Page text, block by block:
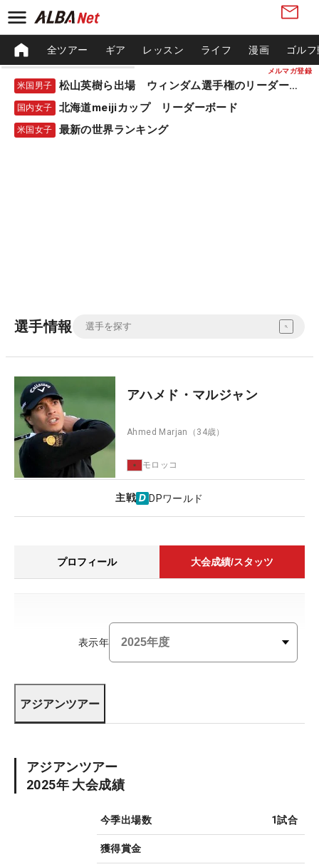
メルマガ登録
全ツアー ギア レッスン ライフ 漫画 ゴル
米国男子 松山英樹ら出場 ウィンダム選手権のリーダーボード
国内女子 北海道meijiカップ リーダーボード
米国女子 最新の世界ランキング
選手情報
アハメド・マルジャン
Ahmed Marjan （34歳）
モロッコ
主戦 DPワールド
プロフィール 大会成績/スタッツ
表示年
アジアンツアー
アジアンツアー
2025年 大会成績
今季出場数 1試合
獲得賞金